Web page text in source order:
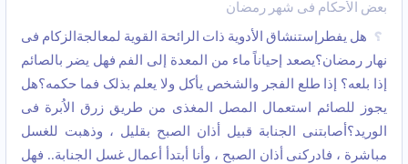
بعض الأحکام فی شهر رمضان
هل یفطرإستنشاق الأدویة ذات الرائحة القویة لمعالجةالزکام فی
نهار رمضان؟یصعد إحیاناً ماء من المعدة إلى الفم فهل یضر بالصائم
إذا بلعه؟ إذا طلع الفجر والشخص یأکل ولا یعلم بذلک فما حکمه؟هل
یجوز للصائم استعمال المصل المغذی من طریق زرق الاُبرة فی
الورید؟أصابتنی الجنابة قبیل أذان الصبح بقلیل ، وذهبت للغسل
مباشرة ، فادرکنی أذان الصبح ، وأنا أبتدأ أعمال غسل الجنابة.. فهل